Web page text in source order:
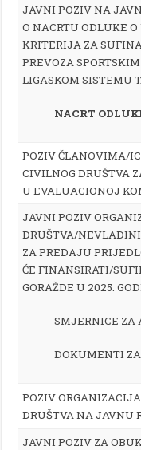
JAVNI POZIV NA
O NACRTU ODLUKE
KRITERIJA ZA
PREVOZA
LIGASKOM SISTEMU
NACRT
POZIV ČLANOVIMA/
CIVILNOG DRUŠTVA
U EVALUACIONOJ
JAVNI POZIV
DRUŠTVA/
ZA PREDAJU
ĆE FINANSIRATI/
GORAŽDE U 2025.
SMJERNICE ZA
DOKUMENTI
POZIV
DRUŠTVA NA JAVNU
JAVNI POZIV ZA